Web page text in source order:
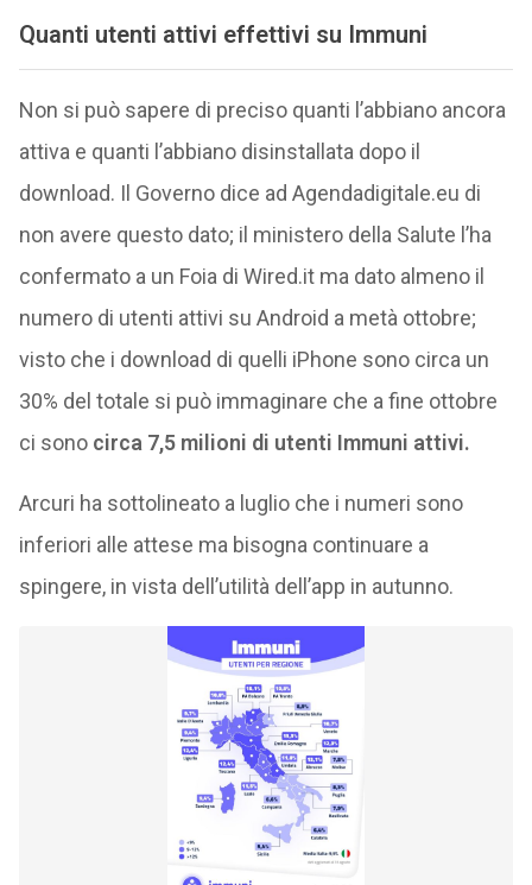
Quanti utenti attivi effettivi su Immuni
Non si può sapere di preciso quanti l’abbiano ancora
attiva e quanti l’abbiano disinstallata dopo il
download. Il Governo dice ad Agendadigitale.eu di
non avere questo dato; il ministero della Salute l’ha
confermato a un Foia di Wired.it ma dato almeno il
numero di utenti attivi su Android a metà ottobre;
visto che i download di quelli iPhone sono circa un
30% del totale si può immaginare che a fine ottobre
ci sonocirca 7,5 milioni di utenti Immuni attivi.
Arcuri ha sottolineato a luglio che i numeri sono
inferiori alle attese ma bisogna continuare a
spingere, in vista dell’utilità dell’app in autunno.